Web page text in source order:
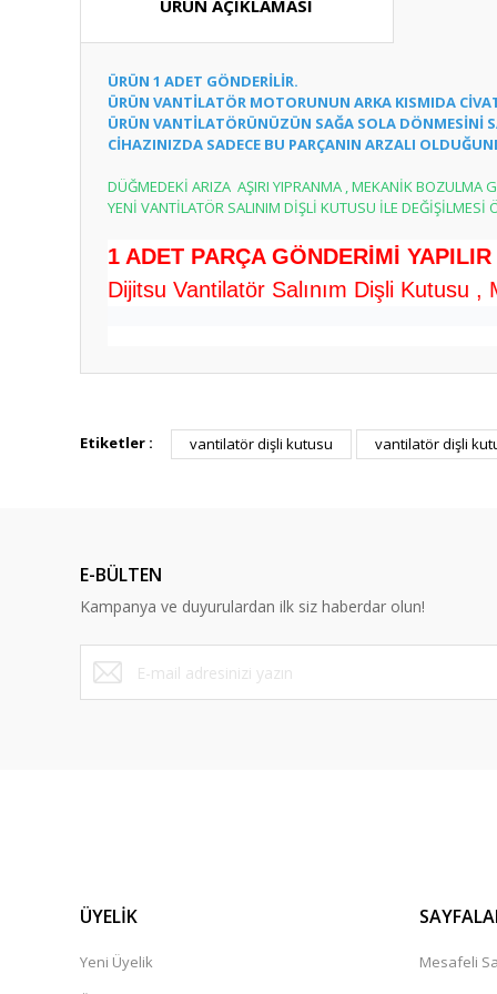
ÜRÜN AÇIKLAMASI
ÜRÜN 1 ADET GÖNDERİLİR.
ÜRÜN VANTİLATÖR MOTORUNUN ARKA KISMIDA
ÜRÜN VANTİLATÖRÜNÜZÜN SAĞA SOLA DÖNMESİNİ
CİHAZINIZDA SADECE BU PARÇANIN ARZALI
DÜĞMEDEKİ ARIZA AŞIRI YIPRANMA , MEKANİK BOZULMA
YENİ VANTİLATÖR SALINIM DİŞLİ KUTUSU İLE DEĞİŞİLMESİ
1 ADET PARÇA GÖNDERİMİ YAPILIR
Dijitsu Vantilatör Salınım Dişli Kutusu ,
Görüş ve önerileriniz için teşekkür ederiz.
Ürün fiyatı diğer sitelerden daha pahalı.
Bu ürüne benzer farklı alternatifler olmalı.
Etiketler : vantilatör dişli kutusu vantilatör dişli
E-BÜLTEN
Kampanya ve duyurulardan ilk siz haberdar olun!
ÜYELİK
Yeni Üyelik
Mesafeli